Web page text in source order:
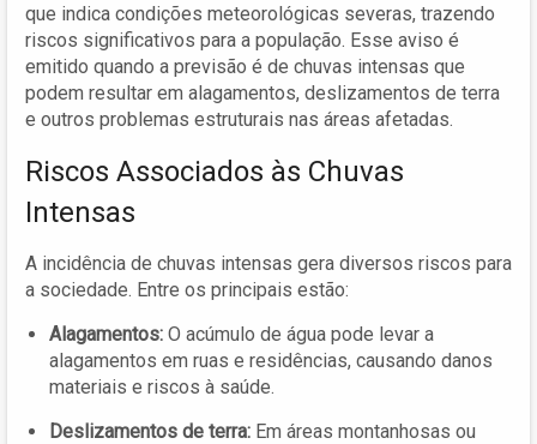
que indica condições meteorológicas severas, trazendo
riscos significativos para a população. Esse aviso é
emitido quando a previsão é de chuvas intensas que
podem resultar em alagamentos, deslizamentos de terra
e outros problemas estruturais nas áreas afetadas.
Riscos Associados às Chuvas
Intensas
A incidência de chuvas intensas gera diversos riscos para
a sociedade. Entre os principais estão:
Alagamentos: O acúmulo de água pode levar a
alagamentos em ruas e residências, causando danos
materiais e riscos à saúde.
Deslizamentos de terra: Em áreas montanhosas ou